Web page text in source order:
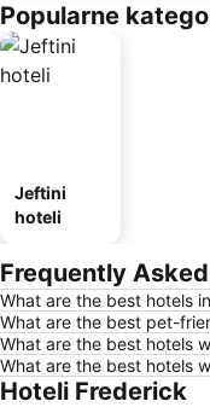
Popularne
Jeftini
hoteli
Frequently
What are the best hotels
What are the best pet-
What are the best hotels
What are the best hotels
Hoteli Frederick